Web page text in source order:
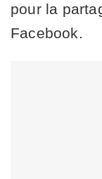
pour la
Facebook.